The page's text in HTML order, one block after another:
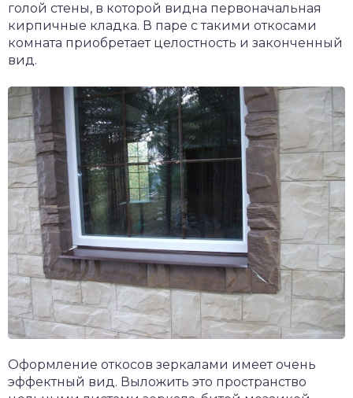
голой стены, в которой видна первоначальная
кирпичные кладка. В паре с такими откосами
комната приобретает целостность и законченный
вид.
Оформление откосов зеркалами имеет очень
эффектный вид. Выложить это пространство